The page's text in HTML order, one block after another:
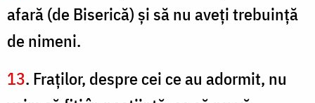
afară (de Biserică) şi să nu aveţi trebuinţă
de nimeni.
13. Fraţilor, despre cei ce au adormit, nu